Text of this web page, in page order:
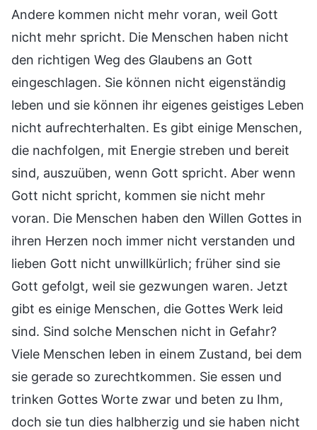
Andere kommen nicht mehr voran, weil Gott
nicht mehr spricht. Die Menschen haben nicht
den richtigen Weg des Glaubens an Gott
eingeschlagen. Sie können nicht eigenständig
leben und sie können ihr eigenes geistiges Leben
nicht aufrechterhalten. Es gibt einige Menschen,
die nachfolgen, mit Energie streben und bereit
sind, auszuüben, wenn Gott spricht. Aber wenn
Gott nicht spricht, kommen sie nicht mehr
voran. Die Menschen haben den Willen Gottes in
ihren Herzen noch immer nicht verstanden und
lieben Gott nicht unwillkürlich; früher sind sie
Gott gefolgt, weil sie gezwungen waren. Jetzt
gibt es einige Menschen, die Gottes Werk leid
sind. Sind solche Menschen nicht in Gefahr?
Viele Menschen leben in einem Zustand, bei dem
sie gerade so zurechtkommen. Sie essen und
trinken Gottes Worte zwar und beten zu Ihm,
doch sie tun dies halbherzig und sie haben nicht